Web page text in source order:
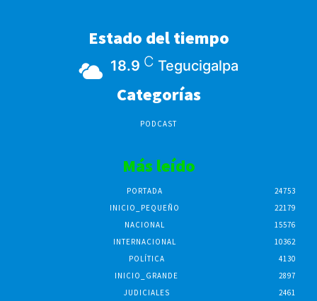
Estado del tiempo
18.9 C Tegucigalpa
Categorías
PODCAST
Más leído
PORTADA
24753
INICIO_PEQUEÑO
22179
NACIONAL
15576
INTERNACIONAL
10362
POLÍTICA
4130
INICIO_GRANDE
2897
JUDICIALES
2461